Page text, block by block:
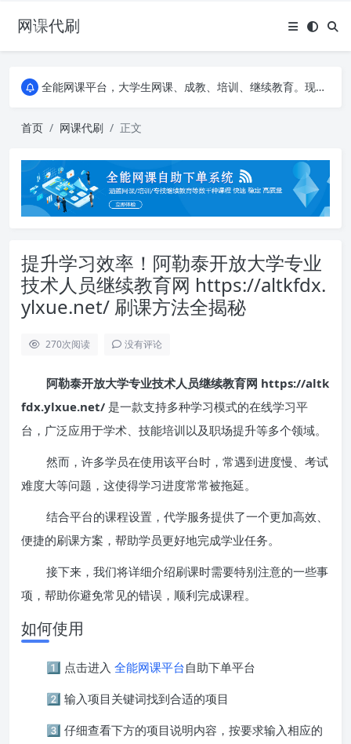
网课代刷
AI论文写作平台，根据真实文献内容生成论文
全能网课平台，大学生网课、成教、培训、继续教育。现已接入代刷代考项目3000+
全能网课平台，大学生网课、成教、培训、继续教育。现已接入代刷代考项目3000+
首页 网课代刷 正文
提升学习效率！阿勒泰开放大学专业
技术人员继续教育网 https://altkfdx.
ylxue.net/ 刷课方法全揭秘
270次阅读 没有评论
阿勒泰开放大学专业技术人员继续教育网 https://altk
fdx.ylxue.net/ 是一款支持多种学习模式的在线学习平
台，广泛应用于学术、技能培训以及职场提升等多个领域。
然而，许多学员在使用该平台时，常遇到进度慢、考试
难度大等问题，这使得学习进度常常被拖延。
结合平台的课程设置，代学服务提供了一个更加高效、
便捷的刷课方案，帮助学员更好地完成学业任务。
接下来，我们将详细介绍刷课时需要特别注意的一些事
项，帮助你避免常见的错误，顺利完成课程。
如何使用
1️⃣ 点击进入 全能网课平台自助下单平台
2️⃣ 输入项目关键词找到合适的项目
3️⃣ 仔细查看下方的项目说明内容，按要求输入相应的